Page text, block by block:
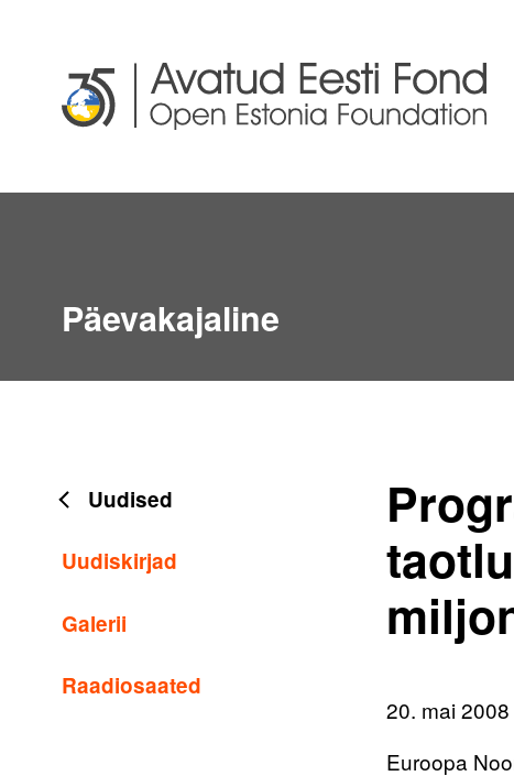
Päevakajaline
Uudised
Uudiskirjad
Galerii
Raadiosaated
20. mai 2008
Euroopa